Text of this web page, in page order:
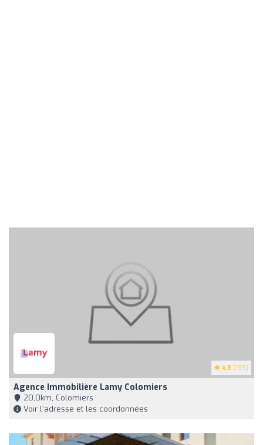
4.8 (199)
Agence Immobilière Lamy Colomiers
20,0km, Colomiers
Voir l'adresse et les coordonnées